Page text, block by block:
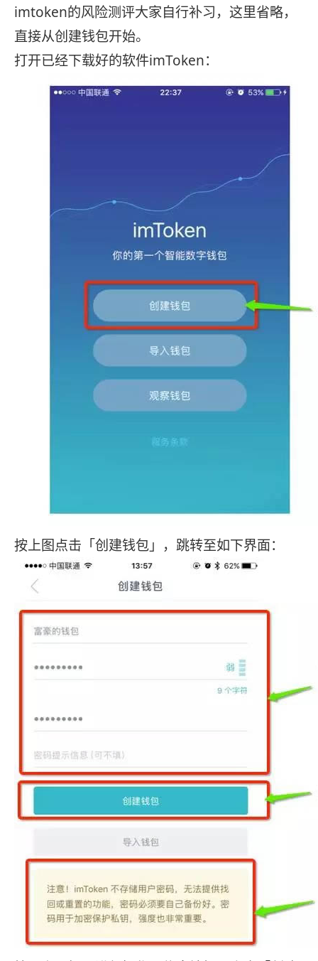
imtoken的风险测评大家自行补习，这里省略，
直接从创建钱包开始。
打开已经下载好的软件imToken：
按上图点击「创建钱包」，跳转至如下界面：